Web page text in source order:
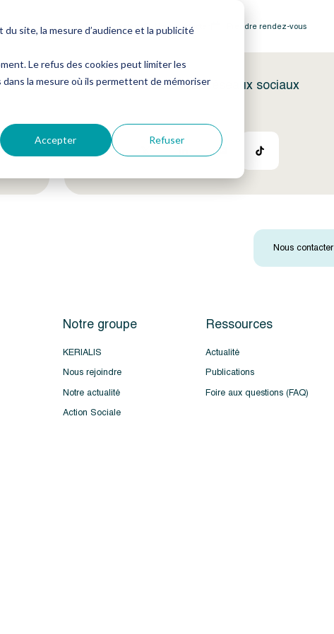
site, la mesure d’audience et la publicité
Le refus des cookies peut limiter les
la mesure où ils permettent de mémoriser
Accepter Refuser
Me connecter Nous contacter Prendre rendez-vous
Suivez-nous sur nos réseaux sociaux
Nous contacter
Notre groupe
KERIALIS
Nous rejoindre
Notre actualité
Action Sociale
Ressources
Actualité
Publications
Foire aux questions (FAQ)